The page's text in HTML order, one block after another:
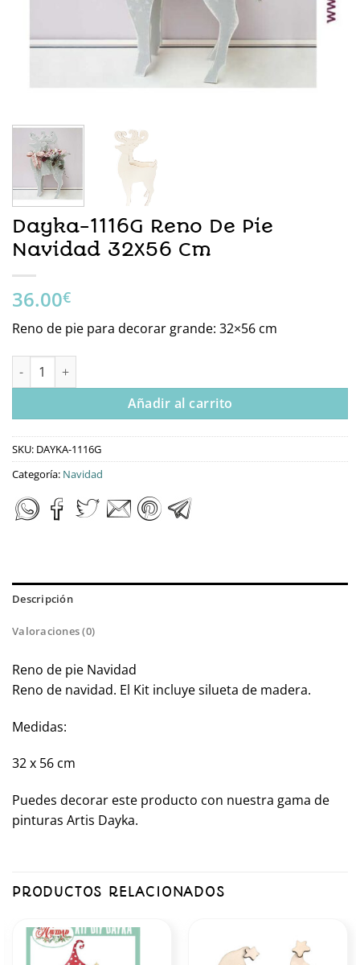
Dayka-1116G Reno De Pie
Navidad 32X56 Cm
36.00€
Reno de pie para decorar grande: 32×56 cm
Dayka-1116G Reno De Pie Navidad 32X56 Cm cantidad
Añadir al carrito
SKU: DAYKA-1116G
Categoría: Navidad
Descripción
Valoraciones (0)
Reno de pie Navidad
Reno de navidad. El Kit incluye silueta de madera.
Medidas:
32 x 56 cm
Puedes decorar este producto con nuestra gama de
pinturas Artis Dayka.
PRODUCTOS RELACIONADOS